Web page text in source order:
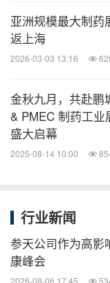
主协办方特邀嘉宾
09:15-09:45
科
赵国屏，中国科
09:45-10:15
人
10:15-10:45 茶
10:45-11:30
深
亚洲规模最大制药
返上海
2026-03-03 13:16
金秋九月，共赴鹏
& PMEC 制药工
盛大启幕
2025-08-14 10:00
行业新闻
参天公司作为高
康峰会
2026-08-06 17:45